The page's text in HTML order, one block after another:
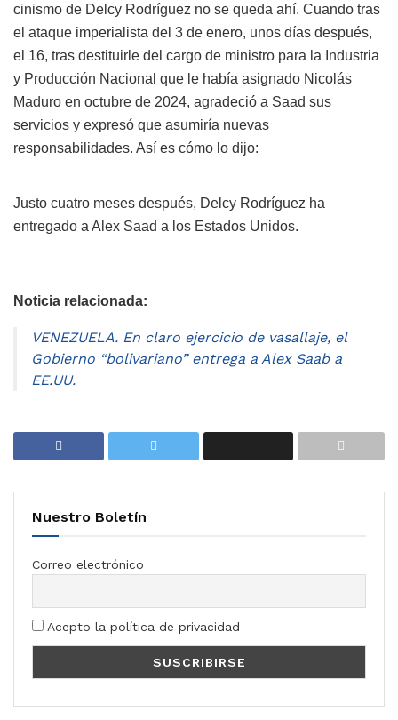
cinismo de Delcy Rodríguez no se queda ahí. Cuando tras
el ataque imperialista del 3 de enero, unos días después,
el 16, tras destituirle del cargo de ministro para la Industria
y Producción Nacional que le había asignado Nicolás
Maduro en octubre de 2024, agradeció a Saad sus
servicios y expresó que asumiría nuevas
responsabilidades. Así es cómo lo dijo:
Justo cuatro meses después, Delcy Rodríguez ha
entregado a Alex Saad a los Estados Unidos.
Noticia relacionada:
VENEZUELA. En claro ejercicio de vasallaje, el
Gobierno “bolivariano” entrega a Alex Saab a
EE.UU.
Nuestro Boletín
Correo electrónico
Acepto la política de privacidad